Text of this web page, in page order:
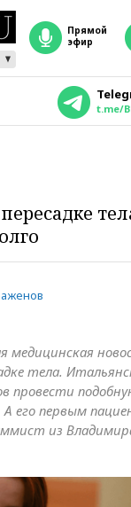
прямой
эфир
t.me/
медицинская
тела.
провести
его первым
из